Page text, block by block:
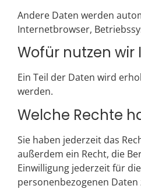
Andere Daten werden
Internetbrowser,
Wofür nutzen wir
Ein Teil der Daten wird
werden.
Welche Rechte
Sie haben jederzeit das
außerdem ein Recht, die
Einwilligung jederzeit für
personenbezogenen